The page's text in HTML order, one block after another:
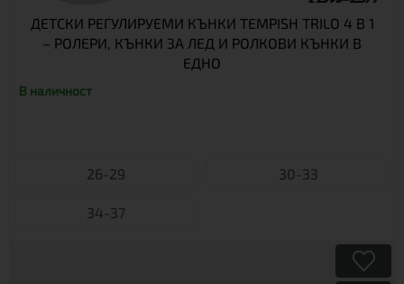
ДЕТСКИ РЕГУЛИРУЕМИ КЪНКИ TEMPISH TRILO 4 В 1
– РОЛЕРИ, КЪНКИ ЗА ЛЕД И РОЛКОВИ КЪНКИ В
ЕДНО
В наличност
26-29 30-33
34-37